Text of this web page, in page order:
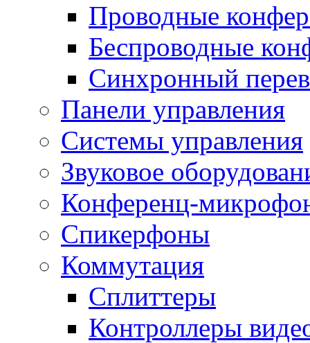
Проводные
Беспроводные
Синхронный
Панели управления
Системы управления
Звуковое
Конференц-
Спикерфоны
Коммутация
Сплиттеры
Контроллеры